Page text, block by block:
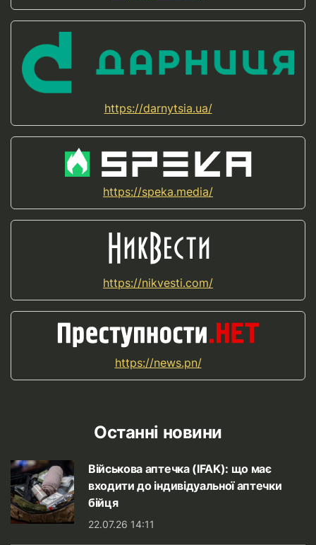
https://darnytsia.ua/
https://speka.media/
https://nikvesti.com/
https://news.pn/
Останні новини
Військова аптечка (IFAK): що має
входити до індивідуальної аптечки
бійця
22.07.26 14:11